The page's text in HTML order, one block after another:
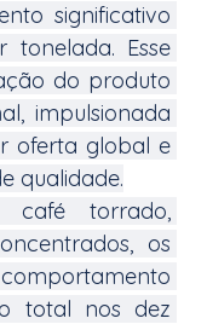
significativo
Esse
do produto
impulsionada
oferta global e
qualidade.
torrado,
os
total nos dez